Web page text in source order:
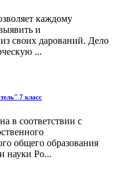
каждому
и
своих дарований. Дело
...
7 класс
в соответствии с
общего образования
науки Ро...